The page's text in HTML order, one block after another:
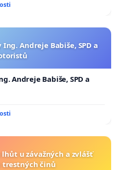
Andreje Babiše, SPD a
Andreje Babiše, SPD a
u závažných a zvlášť
trestných činů